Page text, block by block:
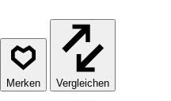
Vergleichen